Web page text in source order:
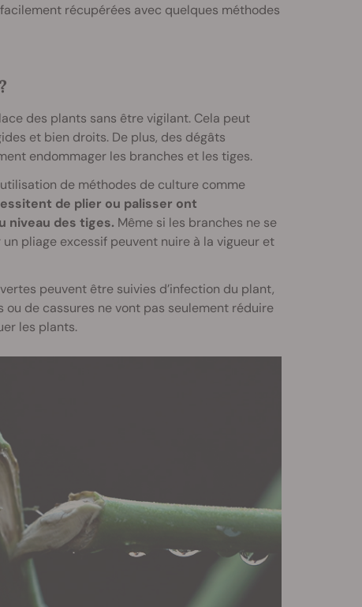
récupérées avec quelques méthodes
des plants sans être vigilant. Cela peut
et bien droits. De plus, des dégâts
endommager les branches et les tiges.
de méthodes de culture comme
de plier ou palisser ont
niveau des tiges. Même si les branches ne se
pliage excessif peuvent nuire à la vigueur et
peuvent être suivies d’infection du plant,
ou de cassures ne vont pas seulement réduire
les plants.